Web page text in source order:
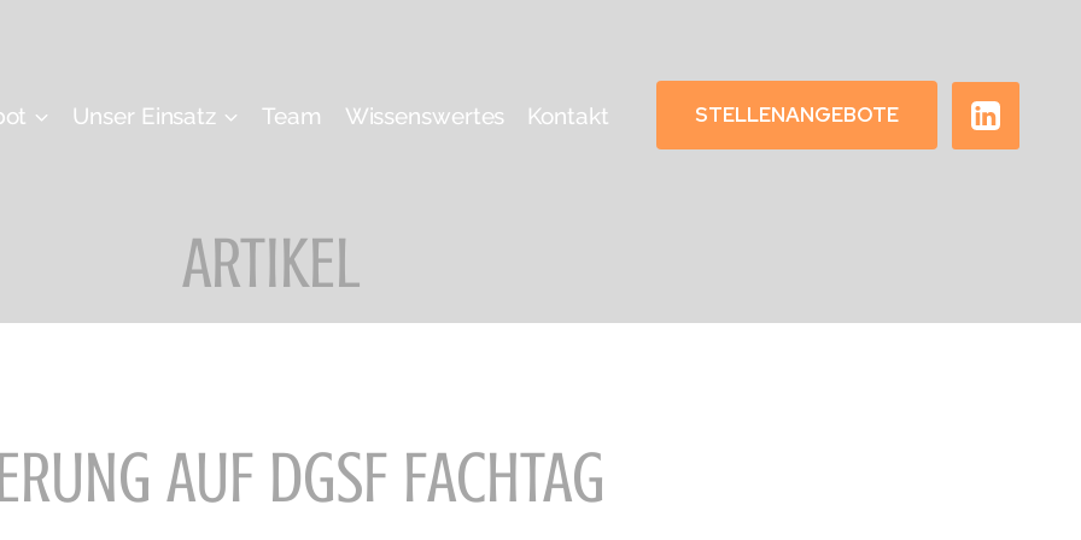
Unser Einsatz Team Wissenswertes Kontakt STELLENANGEBOTE
ARTIKEL
AUF DGSF FACHTAG